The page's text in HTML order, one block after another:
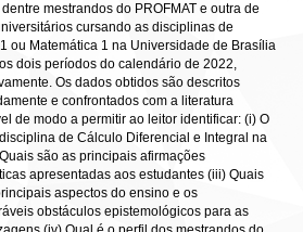
mestrandos do PROFMAT e outra de
cursando as disciplinas de
ou Matemática 1 na Universidade de Brasília
dois períodos do calendário de 2022,
Os dados obtidos são descritos
e confrontados com a literatura
de modo a permitir ao leitor identificar: (i) O
de Cálculo Diferencial e Integral na
são as principais afirmações
apresentadas aos estudantes (iii) Quais
aspectos do ensino e os
obstáculos epistemológicos para as